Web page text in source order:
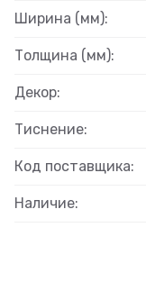
Ширина (мм):
Толщина (мм):
Декор:
Тиснение:
Код поставщика:
Наличие: